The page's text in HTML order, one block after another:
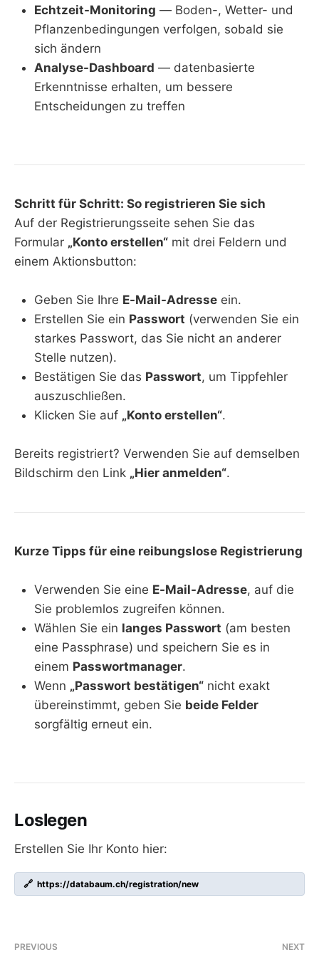
Echtzeit-Monitoring — Boden-, Wetter- und
Pflanzenbedingungen verfolgen, sobald sie
sich ändern
Analyse-Dashboard — datenbasierte
Erkenntnisse erhalten, um bessere
Entscheidungen zu treffen
Schritt für Schritt: So registrieren Sie sich
Auf der Registrierungsseite sehen Sie das
Formular „Konto erstellen“ mit drei Feldern und
einem Aktionsbutton:
Geben Sie Ihre E-Mail-Adresse ein.
Erstellen Sie ein Passwort (verwenden Sie ein
starkes Passwort, das Sie nicht an anderer
Stelle nutzen).
Bestätigen Sie das Passwort, um Tippfehler
auszuschließen.
Klicken Sie auf „Konto erstellen“.
Bereits registriert? Verwenden Sie auf demselben
Bildschirm den Link „Hier anmelden“.
Kurze Tipps für eine reibungslose Registrierung
Verwenden Sie eine E-Mail-Adresse, auf die
Sie problemlos zugreifen können.
Wählen Sie ein langes Passwort (am besten
eine Passphrase) und speichern Sie es in
einem Passwortmanager.
Wenn „Passwort bestätigen“ nicht exakt
übereinstimmt, geben Sie beide Felder
sorgfältig erneut ein.
Loslegen
Erstellen Sie Ihr Konto hier:
🔗 https://databaum.ch/registration/new
PREVIOUS NEXT